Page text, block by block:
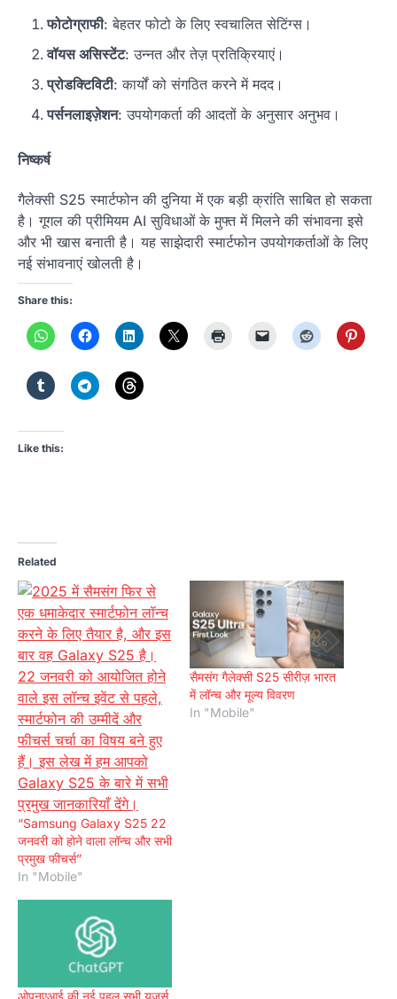
फोटोग्राफी: बेहतर फोटो के लिए स्वचालित सेटिंग्स।
वॉयस असिस्टेंट: उन्नत और तेज़ प्रतिक्रियाएं।
प्रोडक्टिविटी: कार्यों को संगठित करने में मदद।
पर्सनलाइज़ेशन: उपयोगकर्ता की आदतों के अनुसार अनुभव।
निष्कर्ष
गैलेक्सी S25 स्मार्टफोन की दुनिया में एक बड़ी क्रांति साबित हो सकता
है। गूगल की प्रीमियम AI सुविधाओं के मुफ्त में मिलने की संभावना इसे
और भी खास बनाती है। यह साझेदारी स्मार्टफोन उपयोगकर्ताओं के लिए
नई संभावनाएं खोलती है।
Share this:
Like this:
Related
“Samsung Galaxy S25 22
जनवरी को होने वाला लॉन्च और सभी
प्रमुख फीचर्स”
In "Mobile"
सैमसंग गैलेक्सी S25 सीरीज़ भारत
में लॉन्च और मूल्य विवरण
In "Mobile"